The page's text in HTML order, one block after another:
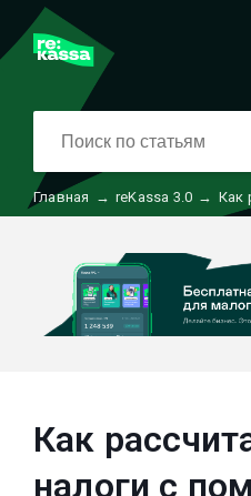
Главная → reKassa 3.0 → Как
Как
налоги с